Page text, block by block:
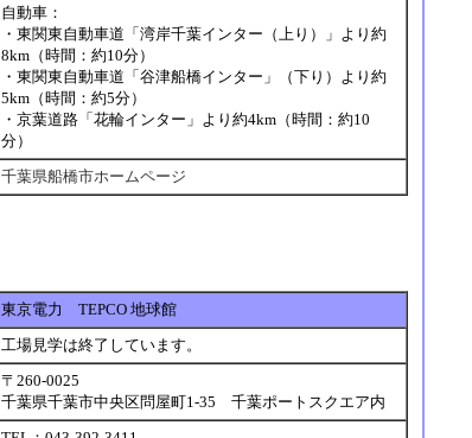
自動車：
・東関東自動車道「湾岸千葉インター（上り）」より約
8km（時間：約10分）
・東関東自動車道「谷津船橋インター」（下り）より約
5km（時間：約5分）
・京葉道路「花輪インター」より約4km（時間：約10
分）
千葉県船橋市ホームページ
東京電力 TEPCO 地球館
工場見学は終了しています。
〒260-0025
千葉県千葉市中央区問屋町1-35 千葉ポートスクエア内